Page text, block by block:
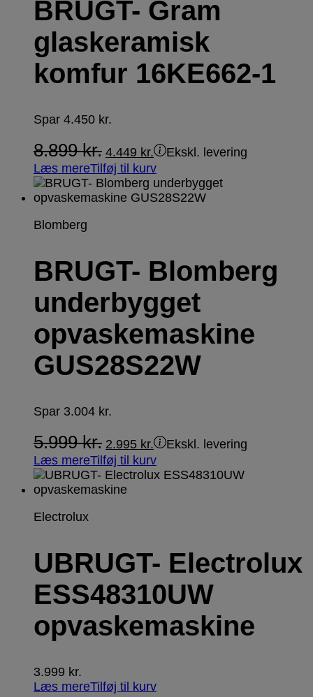
BRUGT- Gram
glaskeramisk
komfur 16KE662-1
Spar 4.450 kr.
8.899kr. 4.449 kr.
Ekskl. levering
Læs mereTilføj til kurv
Blomberg
BRUGT- Blomberg
underbygget
opvaskemaskine
GUS28S22W
Spar 3.004 kr.
5.999kr. 2.995 kr.
Ekskl. levering
Læs mereTilføj til kurv
Electrolux
UBRUGT- Electrolux
ESS48310UW
opvaskemaskine
3.999 kr.
Læs mereTilføj til kurv